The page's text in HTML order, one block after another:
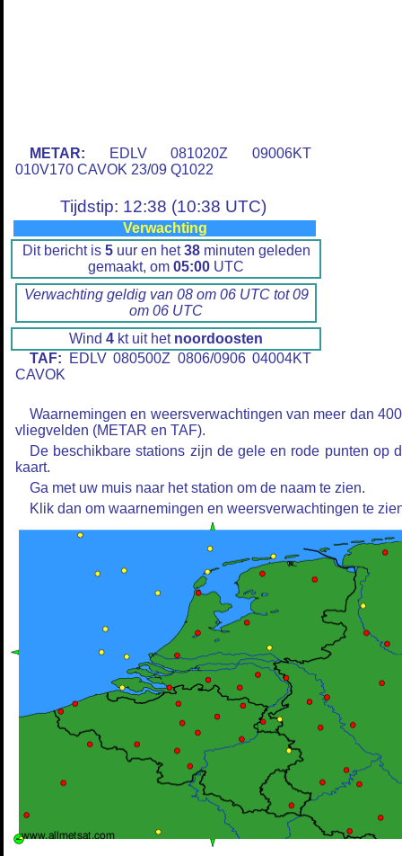
METAR: EDLV 081020Z 09006KT
010V170 CAVOK 23/09 Q1022
Tijdstip: 12:38 (10:38 UTC)
Verwachting
Dit bericht is 5uur en het38minuten geleden
gemaakt, om 05:00 UTC
Verwachting geldig van 08 om 06 UTC tot 09
om 06 UTC
Wind 4 kt uit het noordoosten
TAF: EDLV 080500Z 0806/0906 04004KT
CAVOK
Waarnemingen en weersverwachtingen van meer dan
vliegvelden (METAR en TAF).
De beschikbare stations zijn de gele en rode punten op
kaart.
Ga met uw muis naar het station om de naam te zien.
Klik dan om waarnemingen en weersverwachtingen te